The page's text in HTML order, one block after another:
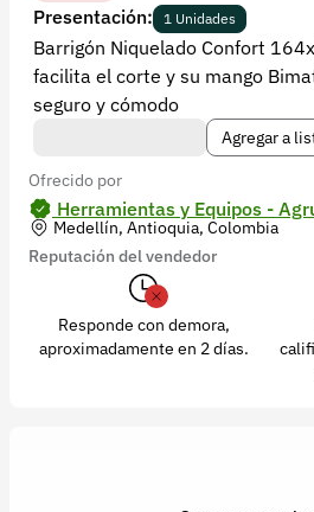
Presentación: 1 Unidades
Barrigón Niquelado Confort
facilita el corte y su mango
seguro y cómodo
Agregar a
Ofrecido por
Herramientas y Equipos -
Medellín, Antioquia, Colombia
Reputación del vendedor
Responde con demora,
aproximadamente en 2 días.
© 2026 Croper.com Todos los derechos
Versión 5.45.0
Síguenos